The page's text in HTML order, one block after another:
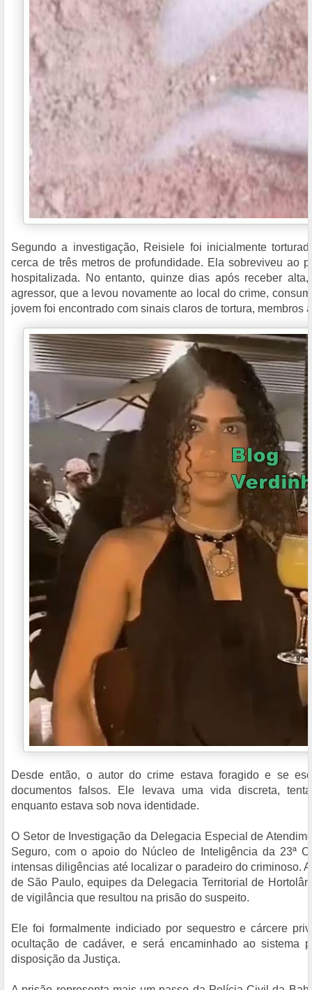
Segundo a investigação, Reisiele foi inicialmente
cerca de três metros de profundidade. Ela sobreviveu ao
hospitalizada. No entanto, quinze dias após receber
agressor, que a levou novamente ao local do crime,
jovem foi encontrado com sinais claros de tortura, membros
Desde então, o autor do crime estava foragido e se
documentos falsos. Ele levava uma vida discreta,
enquanto estava sob nova identidade.
O Setor de Investigação da Delegacia Especial de
Seguro, com o apoio do Núcleo de Inteligência da 23ª
intensas diligências até localizar o paradeiro do criminoso.
de São Paulo, equipes da Delegacia Territorial de
de vigilância que resultou na prisão do suspeito.
Ele foi formalmente indiciado por sequestro e cárcere
ocultação de cadáver, e será encaminhado ao sistema
disposição da Justiça.